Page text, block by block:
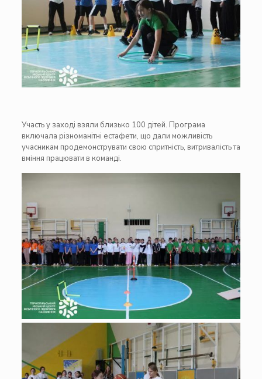
Участь у заході взяли близько 100 дітей. Програма
включала різноманітні естафети, що дали можливість
учасникам продемонструвати свою спритність, витривалість та
вміння працювати в команді.